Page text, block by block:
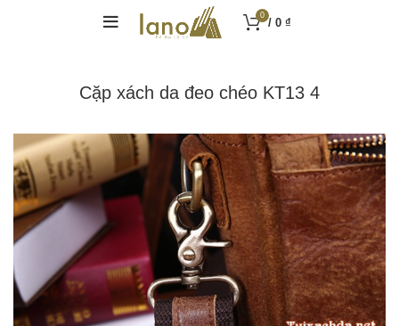
0
/ 0 ₫
Cặp xách da đeo chéo KT13 4